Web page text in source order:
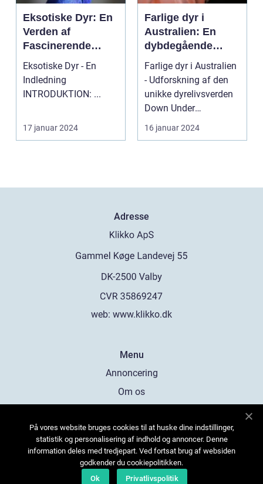
Eksotiske Dyr: En
Verden af
Fascinerende
Skabninger
Eksotiske Dyr - En
Indledning
INTRODUKTION: ...
17 januar 2024
Farlige dyr i
Australien: En
dybdegående
analyse
Farlige dyr i Australien
- Udforskning af den
unikke dyrelivsverden
Down Under
Indledning: Australi...
16 januar 2024
Adresse
web: www.klikko.dk
Menu
Annoncering
Om os
Kontakt os
Sitemap
På vores website bruges cookies til at huske dine indstillinger,
statistik og personalisering af indhold og annoncer. Denne
information deles med tredjepart. Ved fortsat brug af websiden
godkender du cookiepolitikken.
Ok
Privatlivspolitik